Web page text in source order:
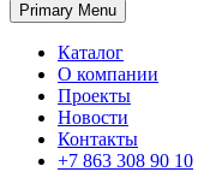
ГК «SABONE»
Оптовые поставки
Primary Menu
Каталог
О компании
Проекты
Новости
Контакты
+7 863 308 90 10